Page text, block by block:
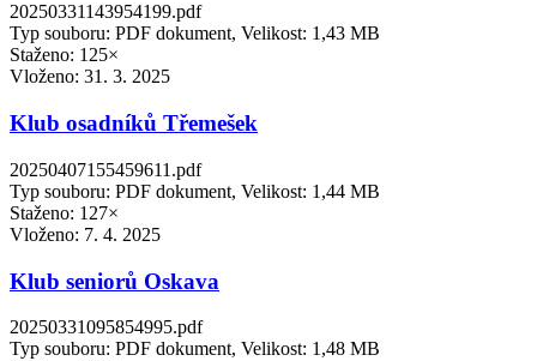
20250331143954199.pdf
Typ souboru: PDF dokument, Velikost: 1,43 MB
Staženo: 125×
Vloženo: 31. 3. 2025
Klub osadníků Třemešek
20250407155459611.pdf
Typ souboru: PDF dokument, Velikost: 1,44 MB
Staženo: 127×
Vloženo: 7. 4. 2025
Klub seniorů Oskava
20250331095854995.pdf
Typ souboru: PDF dokument, Velikost: 1,48 MB